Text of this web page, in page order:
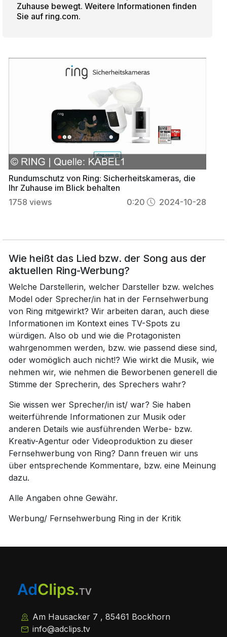
Zuhause bewegt. Weitere Informationen finden
Sie auf ring.com.
Rundumschutz von Ring: Sicherheitskameras, die
Ihr Zuhause im Blick behalten
1758 views 0:20 2024-10-28
Wie heißt das Lied bzw. der Song aus der
aktuellen Ring-Werbung?
Welche Darstellerin, welcher Darsteller bzw. welches
Model oder Sprecher/in hat in der Fernsehwerbung
von Ring mitgewirkt? Wir arbeiten daran, auch diese
Informationen im Kontext eines TV-Spots zu
würdigen. Also ob und wie die Protagonisten
wahrgenommen werden, bzw. wie passend diese sind,
oder womöglich auch nicht!? Wie wirkt die Musik, wie
nehmen wir, wie nehmen die Beworbenen generell die
Stimme der Sprecherin, des Sprechers wahr?
Sie wissen wer Sprecher/in ist/ war? Sie haben
weiterführende Informationen zur Musik oder
anderen Details wie ausführenden Werbe- bzw.
Kreativ-Agentur oder Videoproduktion zu dieser
Fernsehwerbung von Ring? Dann freuen wir uns
über entsprechende Kommentare, bzw. eine Meinung
dazu.
Alle Angaben ohne Gewähr.
Werbung/ Fernsehwerbung Ring in der Kritik
Am Hausacker 7 , 85461 Bockhorn
info@adclips.tv